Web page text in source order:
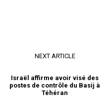
NEXT ARTICLE
Israël affirme avoir visé des
postes de contrôle du Basij à
Téhéran